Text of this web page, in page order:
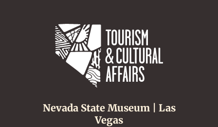
Nevada State Museum | Las
Vegas